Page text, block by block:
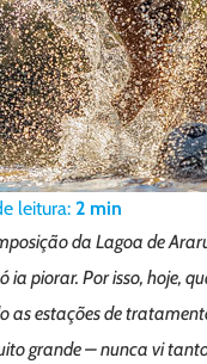
leitura: 2 min
da Lagoa de
ia piorar. Por isso, hoje,
estações de
grande – nunca vi